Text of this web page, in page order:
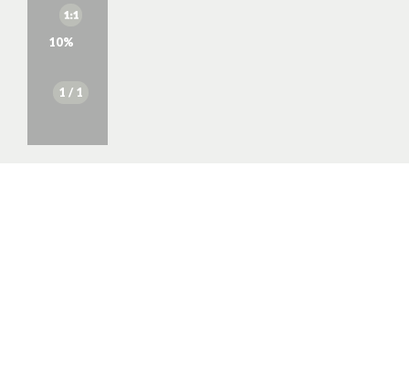
10%
1 / 1